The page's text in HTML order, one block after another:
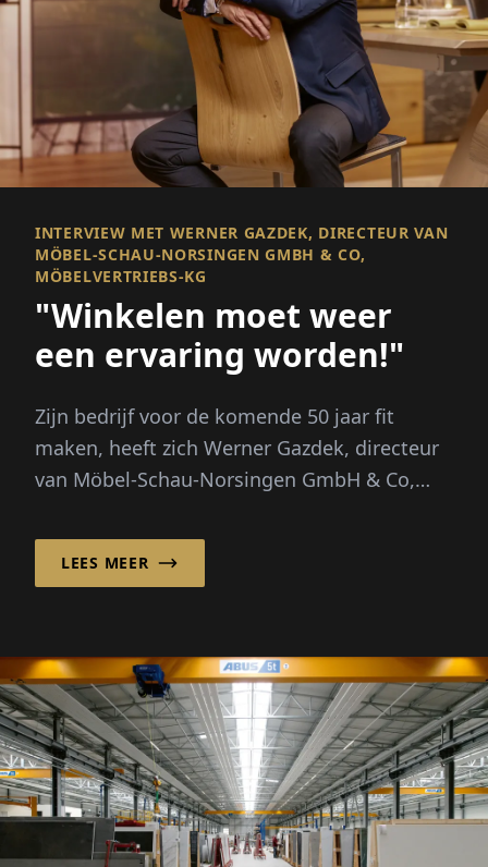
INTERVIEW MET WERNER GAZDEK, DIRECTEUR VAN
MÖBEL-SCHAU-NORSINGEN GMBH & CO,
MÖBELVERTRIEBS-KG
"Winkelen moet weer
een ervaring worden!"
Zijn bedrijf voor de komende 50 jaar fit
maken, heeft zich Werner Gazdek, directeur
van Möbel-Schau-Norsingen GmbH & Co,
LEES MEER